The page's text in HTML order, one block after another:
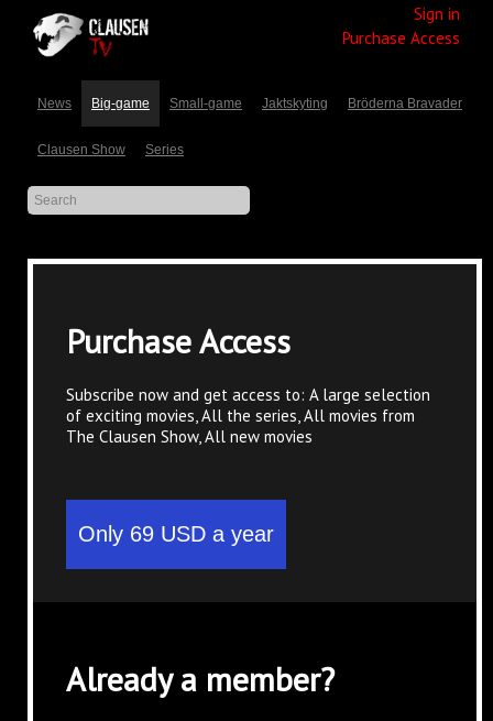
Sign in
Purchase Access
News Big-game Small-game Jaktskyting Bröderna Bravader
Clausen Show Series
Purchase Access
Subscribe now and get access to: A large selection
of exciting movies, All the series, All movies from
The Clausen Show, All new movies
Already a member?